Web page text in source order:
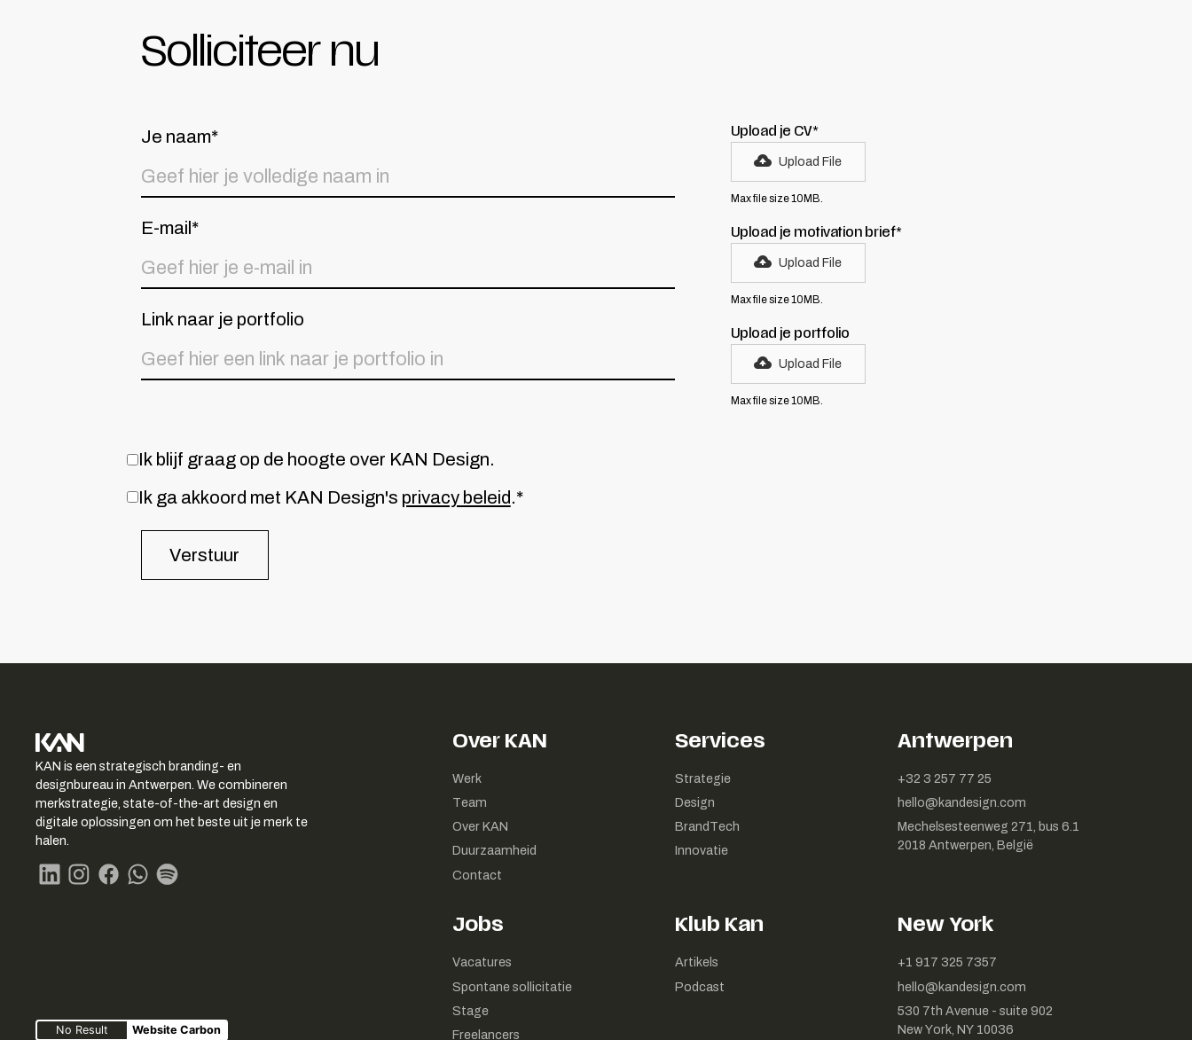
Solliciteer nu
Je naam*
E-mail*
Link naar je portfolio
Upload je CV*
Upload File
Max file size 10MB.
Upload je motivation brief*
Upload File
Max file size 10MB.
Upload je portfolio
Upload File
Max file size 10MB.
Ik blijf graag op de hoogte over KAN Design.
Ik ga akkoord met KAN Design's privacy beleid.*
KAN logo
-
Link
naar
homepage
KAN is een strategisch branding- en
designbureau in Antwerpen. We combineren
merkstrategie, state-of-the-art design en
digitale oplossingen om het beste uit je merk te
halen.
Over KAN
Werk
Team
Over KAN
Duurzaamheid
Contact
Services
Strategie
Design
BrandTech
Innovatie
Antwerpen
+32 3 257 77 25
hello@kandesign.com
Mechelsesteenweg 271, bus 6.1
2018 Antwerpen, België
No Result Website Carbon
Jobs
Vacatures
Spontane sollicitatie
Stage
Freelancers
Klub Kan
Artikels
Podcast
New York
+1 917 325 7357
hello@kandesign.com
530 7th Avenue - suite 902
New York, NY 10036